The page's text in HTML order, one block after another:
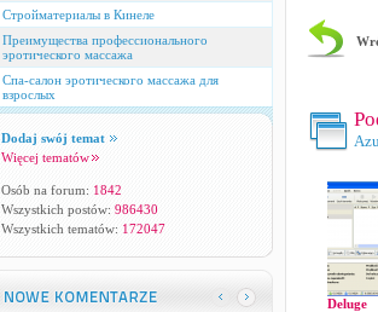
Стройматериалы в Кинеле
Преимущества профессионального
эротического массажа
Спа-салон эротического массажа для
взрослых
Dodaj swój temat
Więcej tematów
Osób na forum: 1842
Wszystkich postów: 986430
Wszystkich tematów: 172047
Deluge